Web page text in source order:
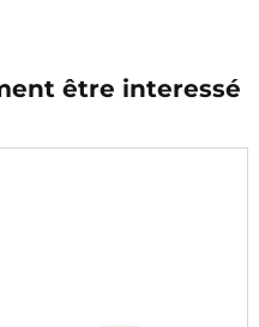
être interessé